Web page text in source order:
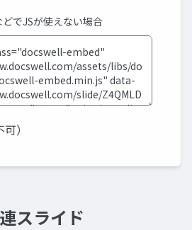
どでJSが使えない場合
）
スライド